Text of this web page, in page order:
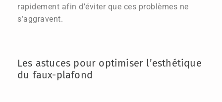
rapidement afin d’éviter que ces problèmes ne
s’aggravent.
Les astuces pour optimiser l’esthétique
du faux-plafond